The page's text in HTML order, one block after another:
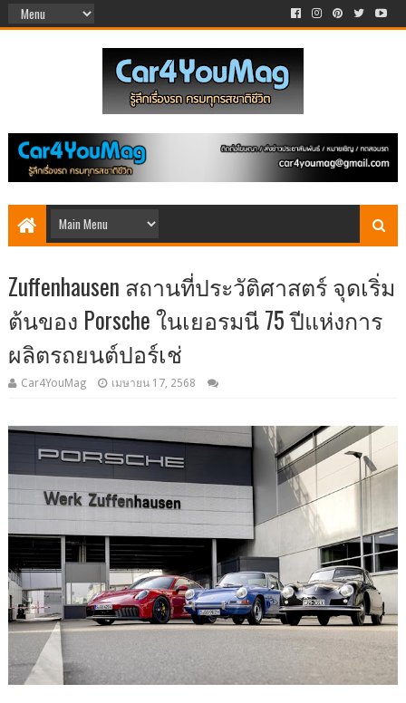
Zuffenhausen สถานที่ประวัติศาสตร์ จุดเริ่ม
ต้นของ Porsche ในเยอรมนี 75 ปีแห่งการ
ผลิตรถยนต์ปอร์เช่
Car4YouMag เมษายน 17, 2568